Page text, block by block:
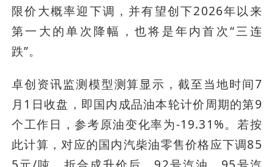
限价大概率迎下调，并有望创下2026年以来
第一大的单次降幅，也将是年内首次“三连
跌”。
卓创资讯监测模型测算显示，截至当地时间7
月1日收盘，即国内成品油本轮计价周期的第9
个工作日，参考原油变化率为-19.31%。若按
此计算，对应的国内汽柴油零售价格应下调85